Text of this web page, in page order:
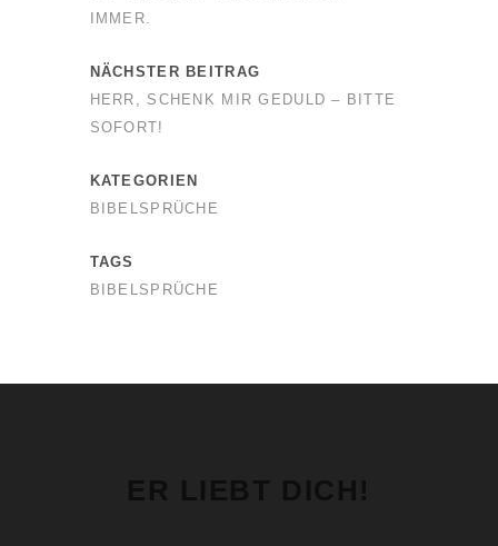
IMMER.
NÄCHSTER BEITRAG
HERR, SCHENK MIR GEDULD – BITTE
SOFORT!
KATEGORIEN
BIBELSPRÜCHE
TAGS
BIBELSPRÜCHE